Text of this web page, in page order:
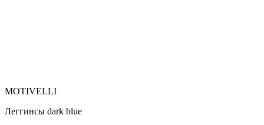
MOTIVELLI
Леггинсы dark blue